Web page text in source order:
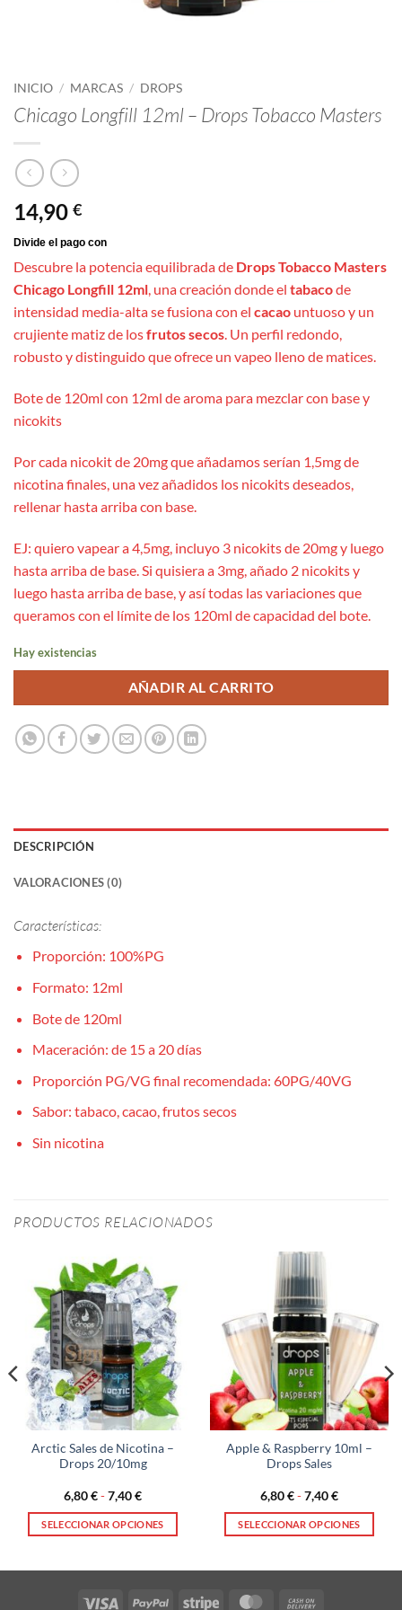
INICIO / MARCAS / DROPS
Chicago Longfill 12ml – Drops Tobacco Masters
14,90 €
Descubre la potencia equilibrada de Drops Tobacco Masters
Chicago Longfill 12ml, una creación donde el tabacode
intensidad media-alta se fusiona con el cacao untuoso y un
crujiente matiz de losfrutos secos. Un perfil redondo,
robusto y distinguido que ofrece un vapeo lleno de matices.
Bote de 120ml con 12ml de aroma para mezclar con base y
nicokits
Por cada nicokit de 20mg que añadamos serían 1,5mg de
nicotina finales, una vez añadidos los nicokits deseados,
rellenar hasta arriba con base.
EJ: quiero vapear a 4,5mg, incluyo 3 nicokits de 20mg y luego
hasta arriba de base. Si quisiera a 3mg, añado 2 nicokits y
luego hasta arriba de base, y así todas las variaciones que
queramos con el límite de los 120ml de capacidad del bote.
Hay existencias
AÑADIR AL CARRITO
DESCRIPCIÓN
VALORACIONES (0)
Características:
Proporción: 100%PG
Formato: 12ml
Bote de 120ml
Maceración: de 15 a 20 días
Proporción PG/VG final recomendada: 60PG/40VG
Sabor: tabaco, cacao, frutos secos
Sin nicotina
PRODUCTOS RELACIONADOS
Arctic Sales de Nicotina –
Drops 20/10mg
6,80€-7,40€Rango
precios:
desde
SELECCIONAR OPCIONES
múltiples
Apple & Raspberry 10ml –
Drops Sales
6,80€-7,40€Rango
precios:
desde
SELECCIONAR OPCIONES
múltiples
Visa PayPal Stripe MasterCard